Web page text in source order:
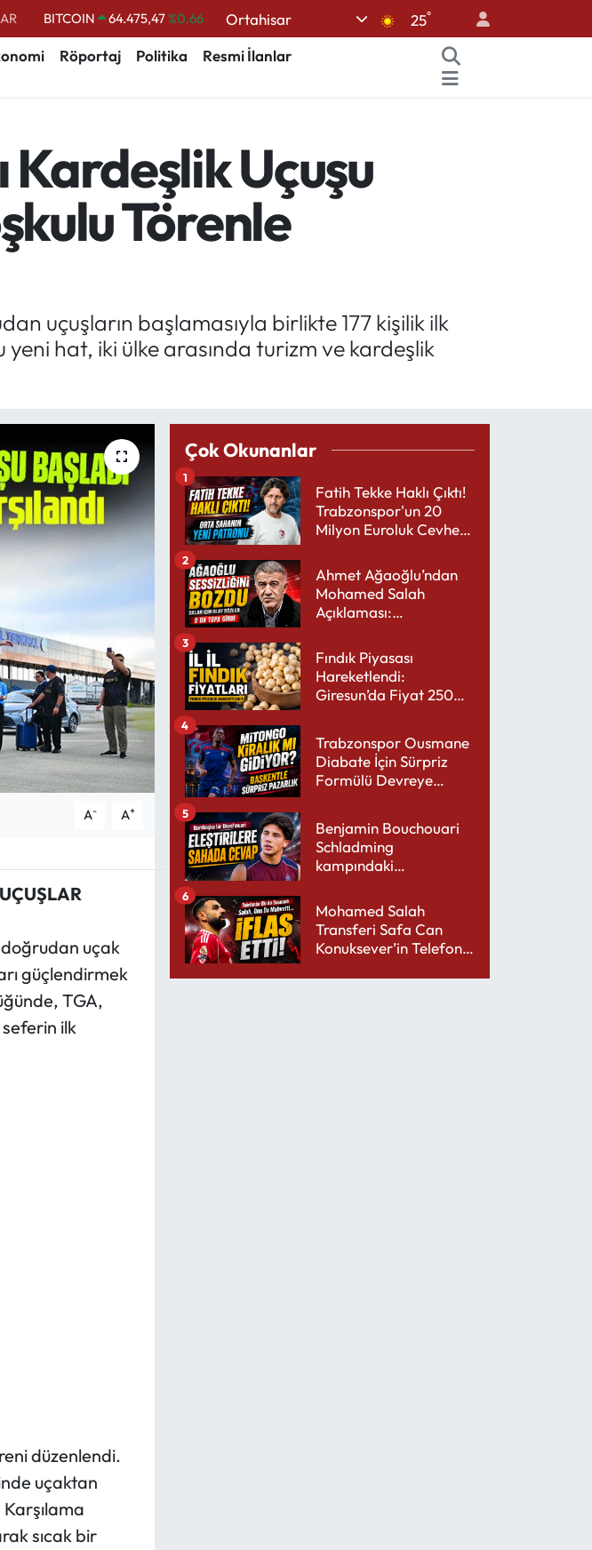
DOLAR 47,5971 %0.05
EURO
55,1336%0.18
BİST100
13.703%0
BITCOIN
64.475,47%0.66
Ortahisar 25°
Röportaj Politika
Resmi İlanlar
Kardeşlik Uçuşu
Törenle
uçuşların başlamasıyla birlikte 177 kişilik ilk
yeni hat, iki ülke arasında turizm ve kardeşlik
A- A+
doğrudan uçak
güçlendirmek
TGA,
ilk
düzenlendi.
uçaktan
sıcak bir
Çok Okunanlar
Fatih Tekke Haklı Çıktı!
Trabzonspor'un 20
Milyon Euroluk Cevheri
1
Ahmet Ağaoğlu’ndan
Mohamed Salah
Açıklaması:
Yakışır
2
Fındık Piyasası
Hareketlendi:
Giresun’da Fiyat 250
3
Trabzonspor Ousmane
Diabate İçin Sürpriz
Formülü Devreye
4
Benjamin Bouchouari
Schladming
kampındaki
5
Mohamed Salah
Transferi Safa Can
Konuksever’in Telefon
6